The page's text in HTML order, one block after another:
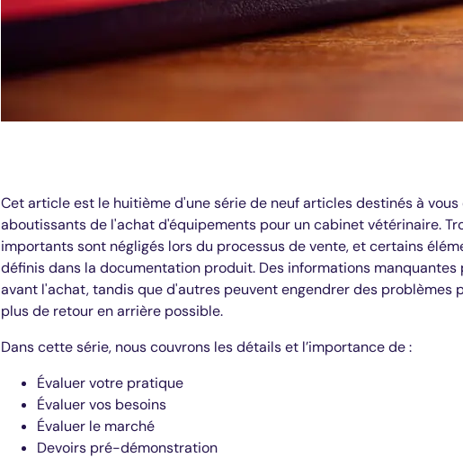
Cet article est le huitième d'une série de neuf articles destinés à
aboutissants de l'achat d'équipements pour un cabinet vétérinaire.
importants sont négligés lors du processus de vente, et certains
définis dans la documentation produit. Des informations
avant l'achat, tandis que d'autres peuvent engendrer des problèmes
plus de retour en arrière possible.
Dans cette série, nous couvrons les détails et l’importance de :
Évaluer votre pratique
Évaluer vos besoins
Évaluer le marché
Devoirs pré-démonstration